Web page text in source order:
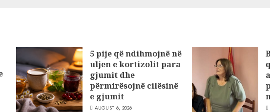
5 pije që ndihmojnë në
uljen e kortizolit para
gjumit dhe
përmirësojnë cilësinë
e gjumit
AUGUST 6, 2026